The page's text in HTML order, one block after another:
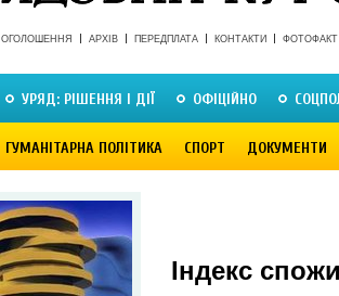
ОГОЛОШЕННЯ АРХІВ ПЕРЕДПЛАТА КОНТАКТИ ФОТОФАКТ
УРЯД: РІШЕННЯ І ДІЇ ОФІЦІЙНО
ГУМАНІТАРНА ПОЛІТИКА СПОРТ ДОКУМЕНТИ
Індекс